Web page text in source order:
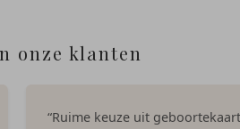
onze klanten
“Ruime keuze uit